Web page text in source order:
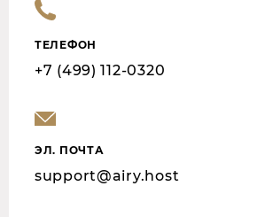
ТЕЛЕФОН
+7 (499) 112-0320
ЭЛ. ПОЧТА
support@airy.host